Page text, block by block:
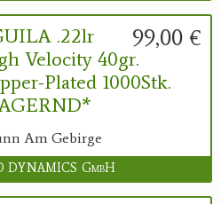
99,00 €
.22lr
Velocity 40gr.
Plated 1000Stk.
Am Gebirge
GmbH